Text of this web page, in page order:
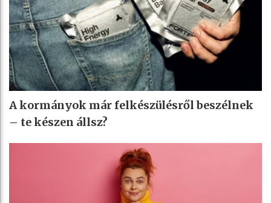
A kormányok már felkészülésről beszélnek
– te készen állsz?